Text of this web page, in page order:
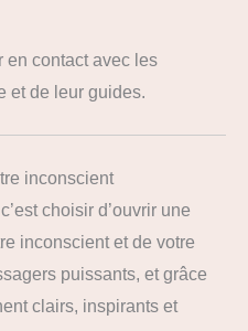
en contact avec les
et de leur guides.
inconscient
choisir d’ouvrir une
inconscient et de votre
puissants, et grâce
clairs, inspirants et